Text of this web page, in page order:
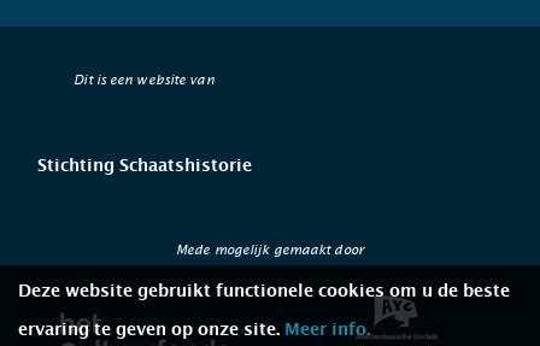
Dit is een website van
Stichting Schaatshistorie
Mede mogelijk gemaakt door
Deze website gebruikt functionele cookies om u de beste
ervaring te geven op onze site. Meer info.